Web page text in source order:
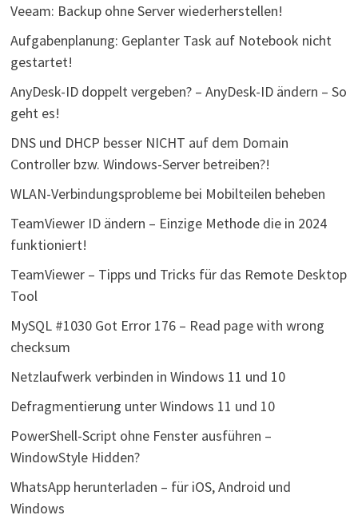
Veeam: Backup ohne Server wiederherstellen!
Aufgabenplanung: Geplanter Task auf Notebook nicht
gestartet!
AnyDesk-ID doppelt vergeben? – AnyDesk-ID ändern – So
geht es!
DNS und DHCP besser NICHT auf dem Domain
Controller bzw. Windows-Server betreiben?!
WLAN-Verbindungsprobleme bei Mobilteilen beheben
TeamViewer ID ändern – Einzige Methode die in 2024
funktioniert!
TeamViewer – Tipps und Tricks für das Remote Desktop
Tool
MySQL #1030 Got Error 176 – Read page with wrong
checksum
Netzlaufwerk verbinden in Windows 11 und 10
Defragmentierung unter Windows 11 und 10
PowerShell-Script ohne Fenster ausführen –
WindowStyle Hidden?
WhatsApp herunterladen – für iOS, Android und
Windows